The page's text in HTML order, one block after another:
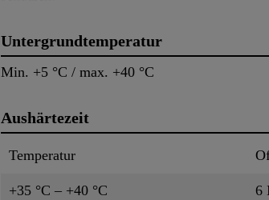
Untergrundtemperatur
Min. +5 °C / max. +40 °C
Aushärtezeit
Temperatur
+35 °C – +40 °C 6